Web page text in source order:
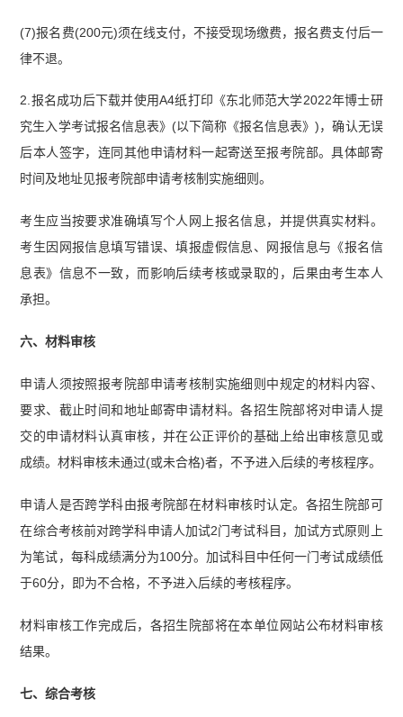
(7)报名费(200元)须在线支付，不接受现场缴费，报名费支付后一
律不退。
2.报名成功后下载并使用A4纸打印《东北师范大学2022年博士研
究生入学考试报名信息表》(以下简称《报名信息表》)，确认无误
后本人签字，连同其他申请材料一起寄送至报考院部。具体邮寄
时间及地址见报考院部申请考核制实施细则。
考生应当按要求准确填写个人网上报名信息，并提供真实材料。
考生因网报信息填写错误、填报虚假信息、网报信息与《报名信
息表》信息不一致，而影响后续考核或录取的，后果由考生本人
承担。
六、材料审核
申请人须按照报考院部申请考核制实施细则中规定的材料内容、
要求、截止时间和地址邮寄申请材料。各招生院部将对申请人提
交的申请材料认真审核，并在公正评价的基础上给出审核意见或
成绩。材料审核未通过(或未合格)者，不予进入后续的考核程序。
申请人是否跨学科由报考院部在材料审核时认定。各招生院部可
在综合考核前对跨学科申请人加试2门考试科目，加试方式原则上
为笔试，每科成绩满分为100分。加试科目中任何一门考试成绩低
于60分，即为不合格，不予进入后续的考核程序。
材料审核工作完成后，各招生院部将在本单位网站公布材料审核
结果。
七、综合考核